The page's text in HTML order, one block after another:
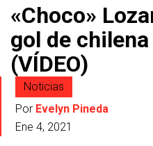
«Choco»
gol de
(VÍDEO)
Noticias
Por Evelyn Pineda
Ene 4, 2021